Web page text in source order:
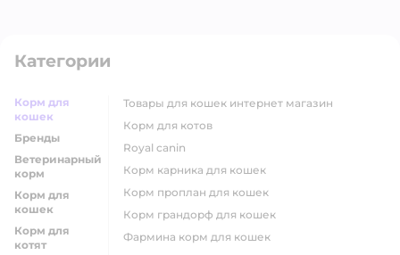
Категории
Корм для
кошек
Бренды
Ветеринарный
корм
Корм для
кошек
Корм для
котят
товары для кошек интернет магазин
корм для котов
royal canin
корм карника для кошек
корм проплан для кошек
корм грандорф для кошек
фармина корм для кошек